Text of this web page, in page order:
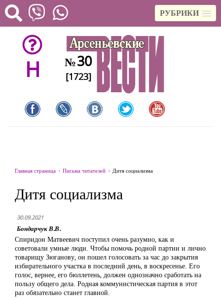
РУБРИКИ
H №30
[1723]
Главная страница Письма читателей Дитя социализма
Дитя социализма
30.09.2021
Бондарчук В.В.
Спиридон Матвеевич поступил очень разумно, как и
советовали умные люди. Чтобы помочь родной партии и лично
товарищу Зюганову, он пошел голосовать за час до закрытия
избирательного участка в последний день, в воскресенье. Его
голос, вернее, его бюллетень, должен однозначно сработать на
пользу общего дела. Родная коммунистическая партия в этот
раз обязательно станет главной.